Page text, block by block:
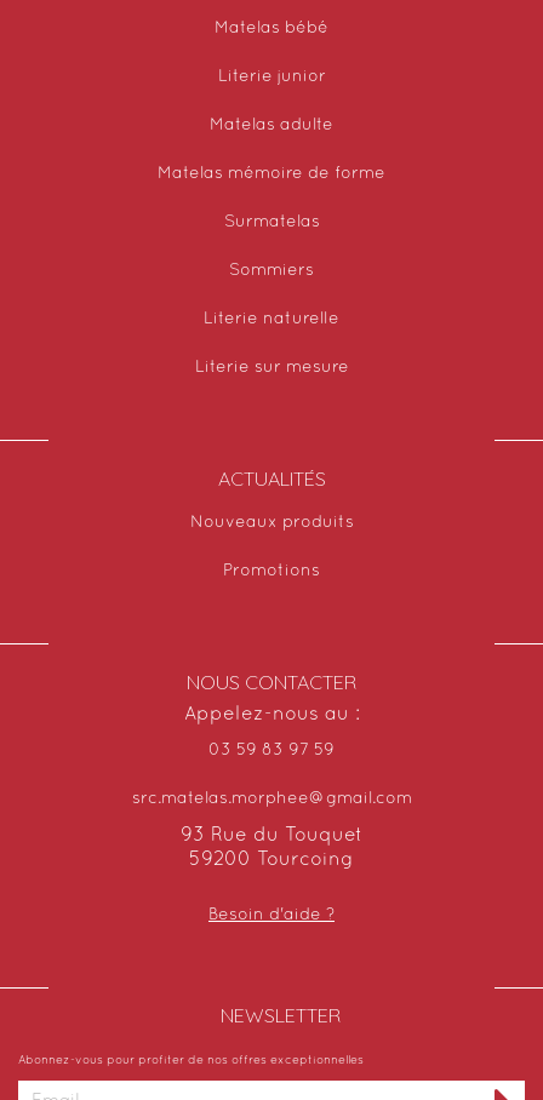
Matelas bébé
Literie junior
Matelas adulte
Matelas mémoire de forme
Surmatelas
Sommiers
Literie naturelle
Literie sur mesure
ACTUALITÉS
Nouveaux produits
Promotions
NOUS CONTACTER
Appelez-nous au :
03 59 83 97 59
src.matelas.morphee@gmail.com
93 Rue du Touquet
59200 Tourcoing
Besoin d'aide ?
NEWSLETTER​
Abonnez-vous pour profiter de nos offres exceptionnelles